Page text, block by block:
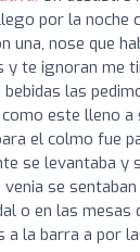
por la noche
una, nose que
te ignoran me
las
este lleno a
el colmo fue
se levantaba y
se
o en las mesas
a la barra a por